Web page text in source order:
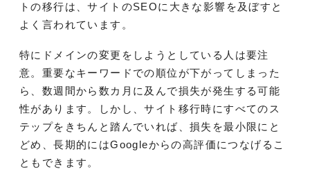
トの移行は、サイトのSEOに大きな影響を及ぼすと
よく言われています。
特にドメインの変更をしようとしている人は要注
意。重要なキーワードでの順位が下がってしまった
ら、数週間から数カ月に及んで損失が発生する可能
性があります。しかし、サイト移行時にすべてのス
テップをきちんと踏んでいれば、損失を最小限にと
どめ、長期的にはGoogleからの高評価につなげるこ
ともできます。